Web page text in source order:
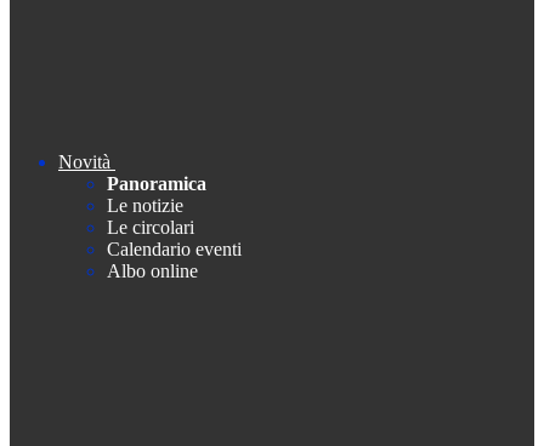
Novità
Panoramica
Le notizie
Le circolari
Calendario eventi
Albo online